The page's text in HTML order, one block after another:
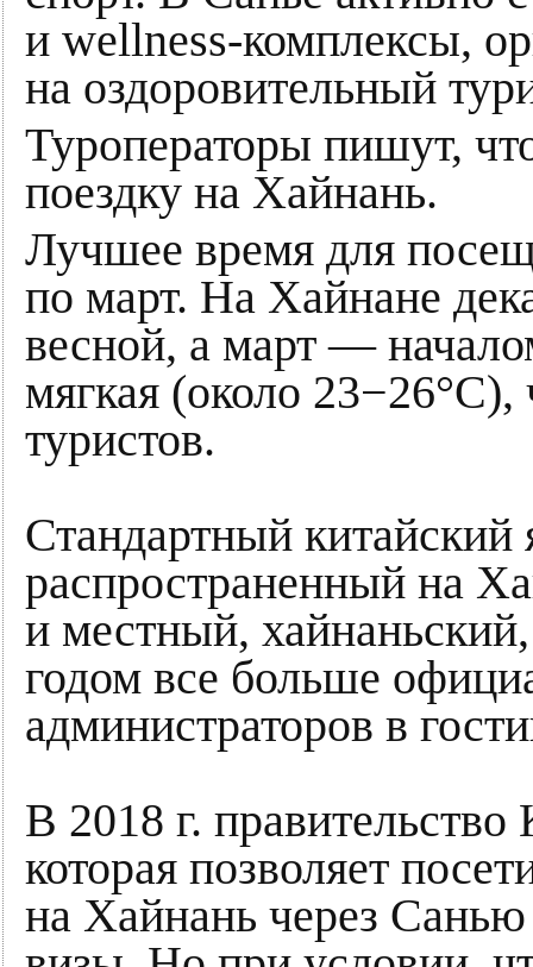
и wellness-комплексы,
на оздоровительный
Туроператоры пишут,
поездку на Хайнань.
Лучшее время для
по март. На Хайнане
весной, а март —
мягкая (около
туристов.
Стандартный
распространенный на
и местный,
годом все больше
администраторов в
В 2018 г. правительство
которая позволяет
на Хайнань через Санью